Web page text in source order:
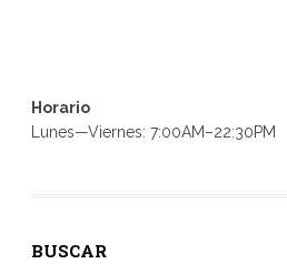
Horario
Lunes—Viernes: 7:00AM–22:30PM
BUSCAR